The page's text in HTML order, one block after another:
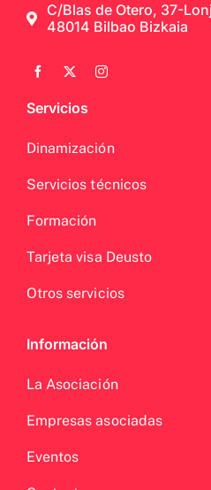
C/Blas de Otero, 37-
48014 Bilbao Bizkaia
Servicios
Dinamización
Servicios técnicos
Formación
Tarjeta visa Deusto
Otros servicios
Información
La Asociación
Empresas asociadas
Eventos